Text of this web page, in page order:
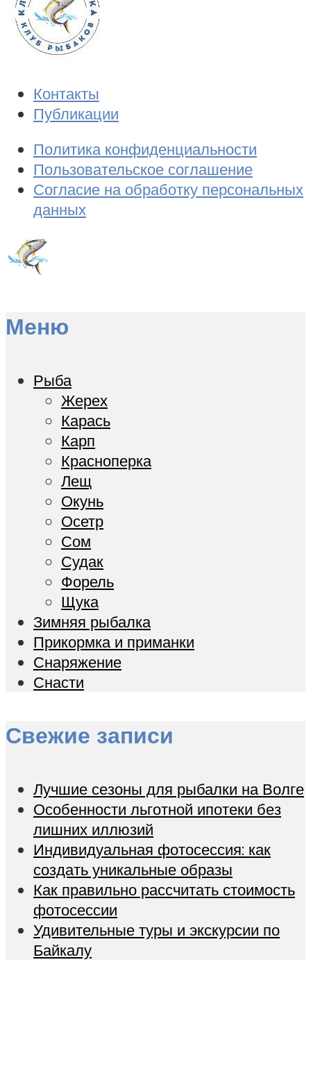
Контакты
Публикации
Политика конфиденциальности
Пользовательское соглашение
Согласие на обработку персональных
данных
Меню
Рыба
Жерех
Карась
Карп
Красноперка
Лещ
Окунь
Осетр
Сом
Судак
Форель
Щука
Зимняя рыбалка
Прикормка и приманки
Снаряжение
Снасти
Свежие записи
Лучшие сезоны для рыбалки на Волге
Особенности льготной ипотеки без
лишних иллюзий
Индивидуальная фотосессия: как
создать уникальные образы
Как правильно рассчитать стоимость
фотосессии
Удивительные туры и экскурсии по
Байкалу